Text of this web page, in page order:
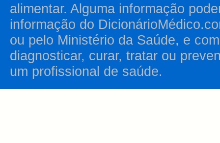
alimentar. Alguma informação
informação do
ou pelo Ministério da Saúde, e
diagnosticar, curar, tratar ou
um profissional de saúde.